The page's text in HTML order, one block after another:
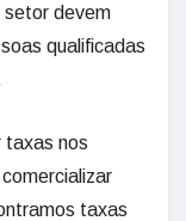
setor devem
qualificadas
taxas nos
taxas